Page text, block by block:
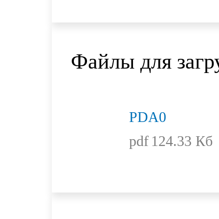
Файлы для
PDA0
pdf 124.33 Кб